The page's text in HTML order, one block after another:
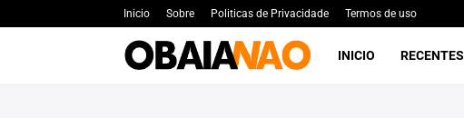
Inicio Sobre Politicas de Privacidade Termos de uso
INICIO RECENTES